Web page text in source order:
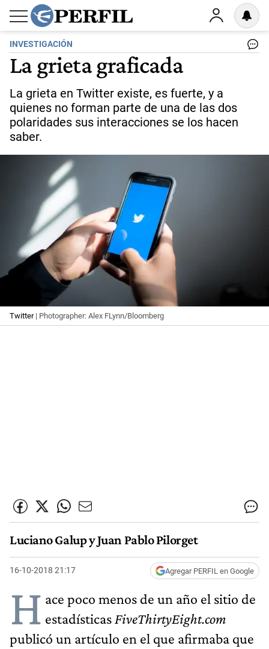
INVESTIGACIÓN
La grieta graficada
La grieta en Twitter existe, es fuerte, y a
quienes no forman parte de una de las dos
polaridades sus interacciones se los hacen
saber.
Twitter| Photographer: Alex FLynn/Bloomberg
Luciano Galup y Juan Pablo Pilorget
16-10-2018 21:17 Agregar PERFIL en Google
H ace poco menos de un año el sitio de
estadísticas FiveThirtyEight.com
publicó un artículo en el que afirmaba que